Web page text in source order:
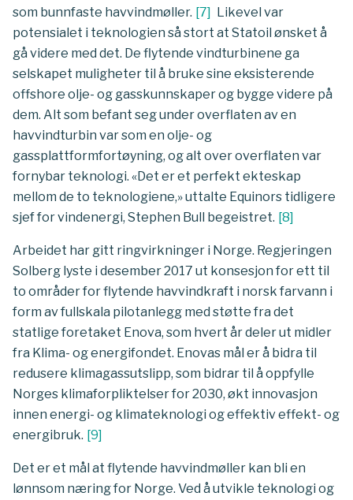
som bunnfaste havvindmøller. [7] Likevel var
potensialet i teknologien så stort at Statoil ønsket å
gå videre med det. De flytende vindturbinene ga
selskapet muligheter til å bruke sine eksisterende
offshore olje- og gasskunnskaper og bygge videre på
dem. Alt som befant seg under overflaten av en
havvindturbin var som en olje- og
gassplattformfortøyning, og alt over overflaten var
fornybar teknologi. «Det er et perfekt ekteskap
mellom de to teknologiene,» uttalte Equinors tidligere
sjef for vindenergi, Stephen Bull begeistret. [8]
Arbeidet har gitt ringvirkninger i Norge. Regjeringen
Solberg lyste i desember 2017 ut konsesjon for ett til
to områder for flytende havvindkraft i norsk farvann i
form av fullskala pilotanlegg med støtte fra det
statlige foretaket Enova, som hvert år deler ut midler
fra Klima- og energifondet. Enovas mål er å bidra til
redusere klimagassutslipp, som bidrar til å oppfylle
Norges klimaforpliktelser for 2030, økt innovasjon
innen energi- og klimateknologi og effektiv effekt- og
energibruk. [9]
Det er et mål at flytende havvindmøller kan bli en
lønnsom næring for Norge. Ved å utvikle teknologi og